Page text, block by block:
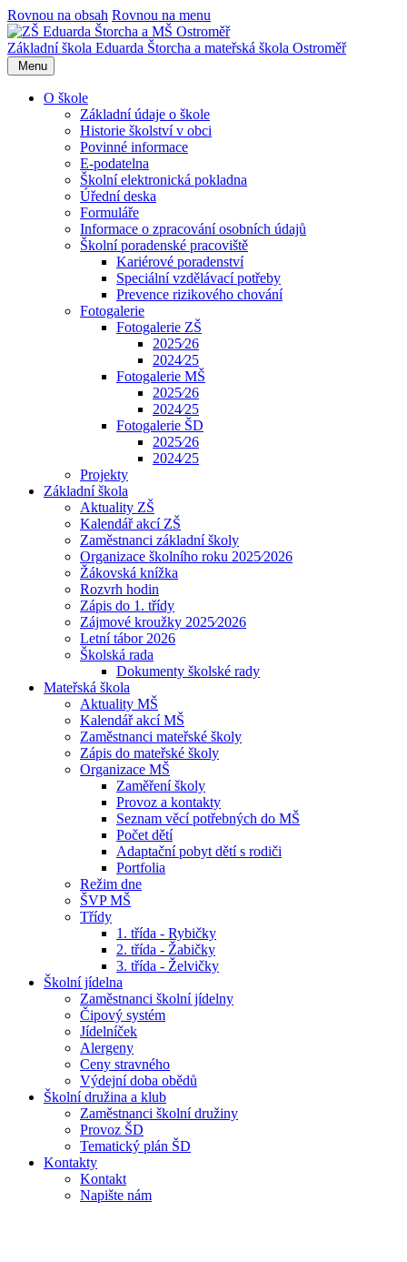
Rovnou na obsah Rovnou na menu
Základní škola Eduarda Štorcha a mateřská škola Ostroměř
Menu
O škole
Základní údaje o škole
Historie školství v obci
Povinné informace
E-podatelna
Školní elektronická pokladna
Úřední deska
Formuláře
Informace o zpracování osobních údajů
Školní poradenské pracoviště
Kariérové poradenství
Speciální vzdělávací potřeby
Prevence rizikového chování
Fotogalerie
Fotogalerie ZŠ
2025⁄26
2024⁄25
Fotogalerie MŠ
2025⁄26
2024⁄25
Fotogalerie ŠD
2025⁄26
2024⁄25
Projekty
Základní škola
Aktuality ZŠ
Kalendář akcí ZŠ
Zaměstnanci základní školy
Organizace školního roku 2025⁄2026
Žákovská knížka
Rozvrh hodin
Zápis do 1. třídy
Zájmové kroužky 2025⁄2026
Letní tábor 2026
Školská rada
Dokumenty školské rady
Mateřská škola
Aktuality MŠ
Kalendář akcí MŠ
Zaměstnanci mateřské školy
Zápis do mateřské školy
Organizace MŠ
Zaměření školy
Provoz a kontakty
Seznam věcí potřebných do MŠ
Počet dětí
Adaptační pobyt dětí s rodiči
Portfolia
Režim dne
ŠVP MŠ
Třídy
1. třída - Rybičky
2. třída - Žabičky
3. třída - Želvičky
Školní jídelna
Zaměstnanci školní jídelny
Čipový systém
Jídelníček
Alergeny
Ceny stravného
Výdejní doba obědů
Školní družina a klub
Zaměstnanci školní družiny
Provoz ŠD
Tematický plán ŠD
Kontakty
Kontakt
Napište nám